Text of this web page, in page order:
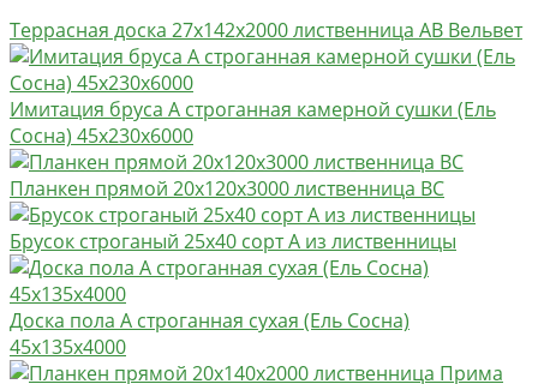
Террасная доска 27х142х2000 лиственница AB Вельвет
Имитация бруса А строганная камерной сушки (Ель
Сосна) 45х230х6000
Планкен прямой 20х120х3000 лиственница BC
Брусок строганый 25х40 сорт А из лиственницы
Доска пола А строганная сухая (Ель Сосна)
45х135х4000